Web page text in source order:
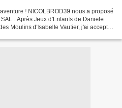
! NICOLBROD39 nous a proposé
. Après Jeux d'Enfants de Daniele
Moulins d'Isabelle Vautier, j'ai accepté